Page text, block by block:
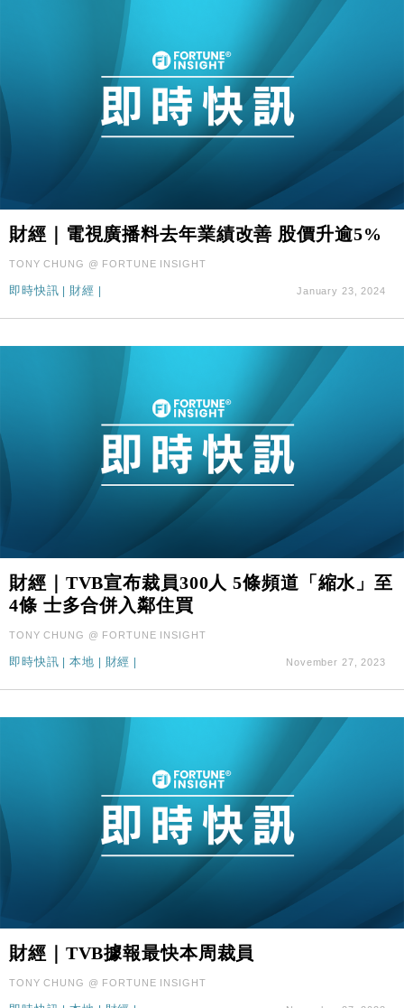
財經｜電視廣播料去年業績改善 股價升逾5%
TONY CHUNG @ FORTUNE INSIGHT
即時快訊 財經 January 23, 2024
財經｜TVB宣布裁員300人 5條頻道「縮水」至
4條 士多合併入鄰住買
TONY CHUNG @ FORTUNE INSIGHT
即時快訊 |本地 | 財經 | November 27, 2023
財經｜TVB據報最快本周裁員
TONY CHUNG @ FORTUNE INSIGHT